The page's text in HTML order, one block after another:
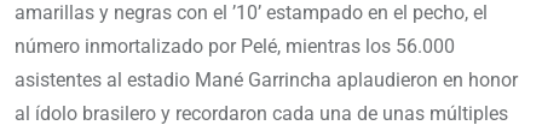
amarillas y negras con el ’10’ estampado en el pecho, el
número inmortalizado por Pelé, mientras los 56.000
asistentes al estadio Mané Garrincha aplaudieron en honor
al ídolo brasilero y recordaron cada una de unas múltiples